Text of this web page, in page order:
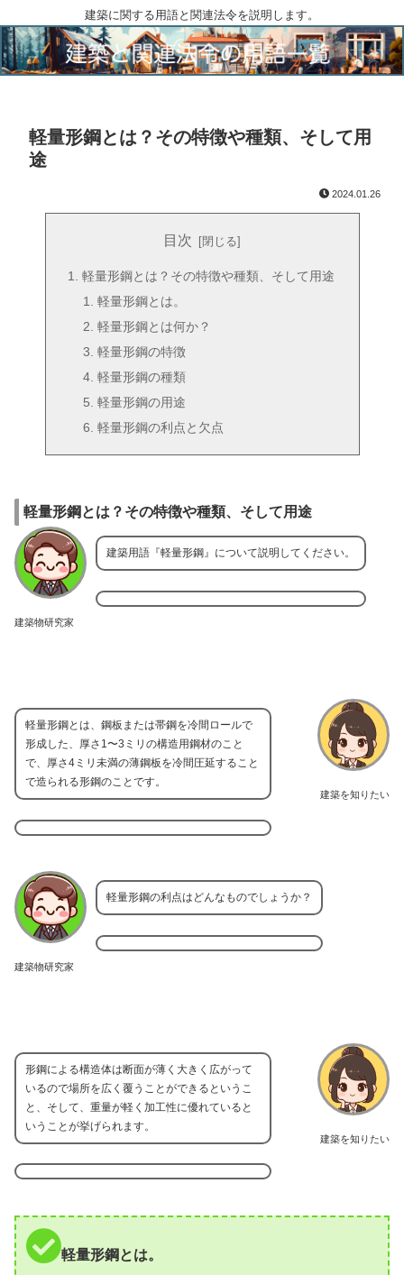
建築に関する用語と関連法令を説明します。
軽量形鋼とは？その特徴や種類、そして用
途
2024.01.26
目次
軽量形鋼とは？その特徴や種類、そして用途
軽量形鋼とは。
軽量形鋼とは何か？
軽量形鋼の特徴
軽量形鋼の種類
軽量形鋼の用途
軽量形鋼の利点と欠点
軽量形鋼とは？その特徴や種類、そして用途
建築物研究家
建築用語『軽量形鋼』について説明してください。
建築を知りたい
軽量形鋼とは、鋼板または帯鋼を冷間ロールで
形成した、厚さ1〜3ミリの構造用鋼材のこと
で、厚さ4ミリ未満の薄鋼板を冷間圧延すること
で造られる形鋼のことです。
建築物研究家
軽量形鋼の利点はどんなものでしょうか？
建築を知りたい
形鋼による構造体は断面が薄く大きく広がって
いるので場所を広く覆うことができるというこ
と、そして、重量が軽く加工性に優れていると
いうことが挙げられます。
軽量形鋼とは。